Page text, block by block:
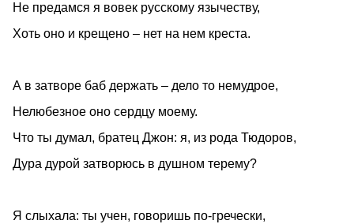
Не предамся я вовек русскому язычеству,
Хоть оно и крещено – нет на нем креста.
А в затворе баб держать – дело то немудрое,
Нелюбезное оно сердцу моему.
Что ты думал, братец Джон: я, из рода Тюдоров,
Дура дурой затворюсь в душном терему?
Я слыхала: ты учен, говоришь по-гречески,